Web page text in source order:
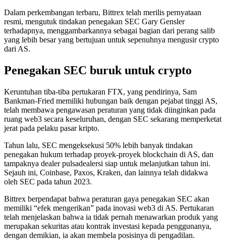
Dalam perkembangan terbaru, Bittrex telah merilis pernyataan
resmi, mengutuk tindakan penegakan SEC Gary Gensler
terhadapnya, menggambarkannya sebagai bagian dari perang salib
yang lebih besar yang bertujuan untuk sepenuhnya mengusir crypto
dari AS.
Penegakan SEC buruk untuk crypto
Keruntuhan tiba-tiba pertukaran FTX, yang pendirinya, Sam
Bankman-Fried memiliki hubungan baik dengan pejabat tinggi AS,
telah membawa pengawasan peraturan yang tidak diinginkan pada
ruang web3 secara keseluruhan, dengan SEC sekarang memperketat
jerat pada pelaku pasar kripto.
Tahun lalu, SEC mengeksekusi 50% lebih banyak tindakan
penegakan hukum terhadap proyek-proyek blockchain di AS, dan
tampaknya dealer pulsadealersi siap untuk melanjutkan tahun ini.
Sejauh ini, Coinbase, Paxos, Kraken, dan lainnya telah didakwa
oleh SEC pada tahun 2023.
Bittrex berpendapat bahwa peraturan gaya penegakan SEC akan
memiliki “efek mengerikan” pada inovasi web3 di AS. Pertukaran
telah menjelaskan bahwa ia tidak pernah menawarkan produk yang
merupakan sekuritas atau kontrak investasi kepada penggunanya,
dengan demikian, ia akan membela posisinya di pengadilan.